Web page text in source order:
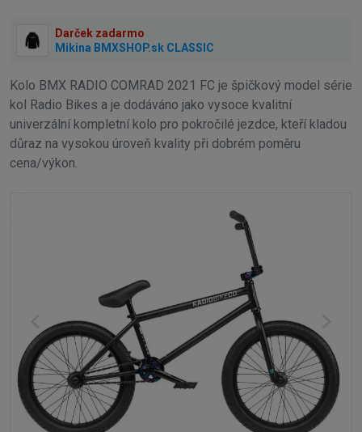
Darček zadarmo
Mikina BMXSHOP.sk CLASSIC
Kolo BMX RADIO COMRAD 2021 FC je špičkový model série
kol Radio Bikes a je dodáváno jako vysoce kvalitní
univerzální kompletní kolo pro pokročilé jezdce, kteří kladou
důraz na vysokou úroveň kvality při dobrém poměru
cena/výkon.